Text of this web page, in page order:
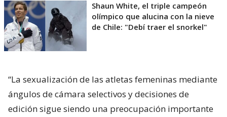
Shaun White, el triple campeón
olímpico que alucina con la nieve
de Chile: "Debí traer el snorkel"
“La sexualización de las atletas femeninas mediante
ángulos de cámara selectivos y decisiones de
edición sigue siendo una preocupación importante